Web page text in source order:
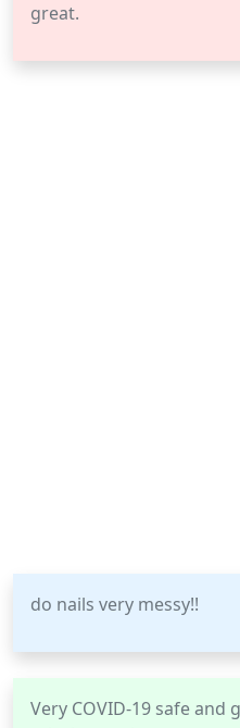
great.
do nails very messy!!
Very COVID-19 safe and